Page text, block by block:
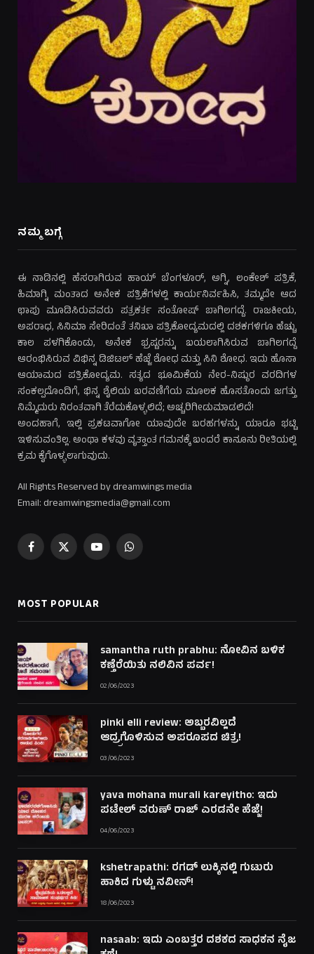
ನಮ್ಮ ಬಗ್ಗೆ
ಈ ನಾಡಿನಲ್ಲಿ ಹೆಸರಾಗಿರುವ ಹಾಯ್ ಬೆಂಗಳೂರ್, ಅಗ್ನಿ, ಲಂಕೇಶ್ ಪತ್ರಿಕೆ,
ಹಿಮಾಗ್ನಿ ಮಂತಾದ ಅನೇಕ ಪತ್ರಿಕೆಗಳಲ್ಲಿ ಕಾರ್ಯನಿರ್ವಹಿಸಿ, ತಮ್ಮದೇ ಆದ
ಛಾಪು ಮೂಡಿಸಿರುವವರು ಪತ್ರಕರ್ತ ಸಂತೋಷ್ ಬಾಗಿಲಗದ್ದೆ. ರಾಜಕೀಯ,
ಅಪರಾಧ, ಸಿನಿಮಾ ಸೇರಿದಂತೆ ತನಿಖಾ ಪತ್ರಿಕೋದ್ಯಮದಲ್ಲಿ ದಶಕಗಳಿಗೂ ಹೆಚ್ಚು
ಕಾಲ ಪಳಗಿಕೊಂಡು, ಅನೇಕ ಭ್ರಷ್ಟರನ್ನು ಬಯಲಾಗಿಸಿರುವ ಬಾಗಿಲಗದ್ದೆ
ಆರಂಭಿಸಿರುವ ವಿಭಿನ್ನ ಡಿಜಿಟಲ್ ಹೆಜ್ಜೆ ಶೋಧ ಮತ್ತು ಸಿನಿ ಶೋಧ. ಇದು ಹೊಸಾ
ಆಯಾಮದ ಪತ್ರಿಕೋದ್ಯಮ. ಸತ್ಯದ ಭೂಮಿಕೆಯ ನೇರ-ನಿಷ್ಠುರ ವರದಿಗಳ
ಸಂಕಲ್ಪದೊಂದಿಗೆ, ಭಿನ್ನ ಶೈಲಿಯ ಬರವಣಿಗೆಯ ಮೂಲಕ ಹೊಸತೊಂದು ಜಗತ್ತು
ನಿಮ್ಮೆದುರು ನಿರಂತವಾಗಿ ತೆರೆದುಕೊಳ್ಳಲಿದೆ; ಅಚ್ಚರಿಗೀಡುಮಾಡಲಿದೆ!
ಅಂದಹಾಗೆ, ಇಲ್ಲಿ ಪ್ರಕಟವಾಗೋ ಯಾವುದೇ ಬರಹಗಳನ್ನು ಯಾರೂ ಭಟ್ಟಿ
ಇಳಿಸುವಂತಿಲ್ಲ. ಅಂಥಾ ಕಳವು ವೃತ್ತಾಂತ ಗಮನಕ್ಕೆ ಬಂದರೆ ಕಾನೂನು ರೀತಿಯಲ್ಲಿ
ಕ್ರಮ ಕೈಗೊಳ್ಳಲಾಗುವುದು.
All Rights Reserved by dreamwings media
Email: dreamwingsmedia@gmail.com
Facebook
X
YouTubeWhatsApp
MOST POPULAR
samantha ruth prabhu: ನೋವಿನ ಬಳಿಕ
ಕಣ್ತೆರೆಯಿತು ನಲಿವಿನ ಪರ್ವ!
02/06/2023
pinki elli review: ಅಬ್ಬರವಿಲ್ಲದೆ
ಆದ್ರ್ರಗೊಳಿಸುವ ಅಪರೂಪದ ಚಿತ್ರ!
03/06/2023
yava mohana murali kareyitho: ಇದು
ಪಟೇಲ್ ವರುಣ್ ರಾಜ್ ಎರಡನೇ ಹೆಜ್ಜೆ!
04/06/2023
kshetrapathi: ರಗಡ್ ಲುಕ್ಕಿನಲ್ಲಿ ಗುಟುರು
ಹಾಕಿದ ಗುಳ್ಟು ನವೀನ್!
18/06/2023
nasaab: ಇದು ಎಂಬತ್ತರ ದಶಕದ ಸಾಧಕನ ನೈಜ